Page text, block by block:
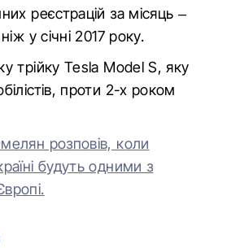
реєстрацій за місяць –
у січні 2017 року.
трійку Tesla Model S, яку
проти 2-х роком
розповів, коли
будуть одними з